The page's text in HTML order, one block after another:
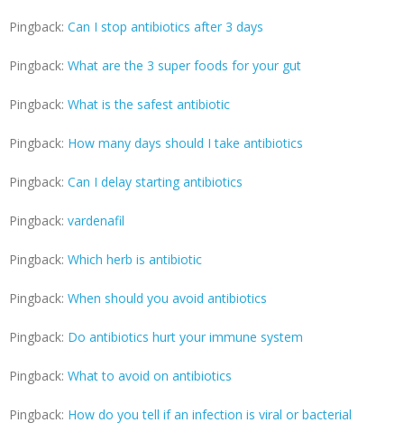
Pingback: Can I stop antibiotics after 3 days
Pingback: What are the 3 super foods for your gut
Pingback: What is the safest antibiotic
Pingback: How many days should I take antibiotics
Pingback: Can I delay starting antibiotics
Pingback: vardenafil
Pingback: Which herb is antibiotic
Pingback: When should you avoid antibiotics
Pingback: Do antibiotics hurt your immune system
Pingback: What to avoid on antibiotics
Pingback: How do you tell if an infection is viral or bacterial